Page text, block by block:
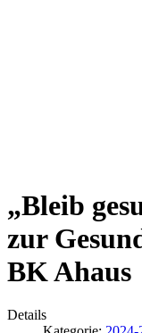
„Bleib
zur
BK Ahaus
Details